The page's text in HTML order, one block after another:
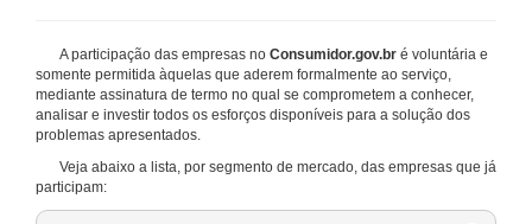
A participação das empresas no Consumidor.gov.br é voluntária e
somente permitida àquelas que aderem formalmente ao serviço,
mediante assinatura de termo no qual se comprometem a conhecer,
analisar e investir todos os esforços disponíveis para a solução dos
problemas apresentados.
Veja abaixo a lista, por segmento de mercado, das empresas que já
participam: